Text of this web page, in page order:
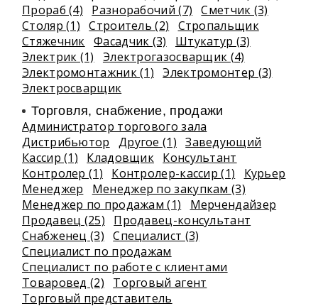
Прораб (4)
Разнорабочий (7)
Сметчик (3)
Столяр (1)
Строитель (2)
Стропальщик
Стяжечник Фасадчик (3)
Штукатур (3)
Электрик (1)
Электрогазосварщик (4)
Электромонтажник (1)
Электромонтер (3)
Электросварщик
Торговля, снабжение, продажи
Администратор торгового зала
Дистрибьютор
Другое (1)
Заведующий
Кассир (1)
Кладовщик Консультант
Контролер (1)
Контролер-кассир (1)
Курьер
Менеджер
Менеджер по закупкам (3)
Менеджер по продажам (1)
Мерчендайзер
Продавец (25)
Продавец-консультант
Снабженец (3)
Специалист (3)
Специалист по продажам
Специалист по работе с клиентами
Товаровед (2)
Торговый агент
Торговый представитель